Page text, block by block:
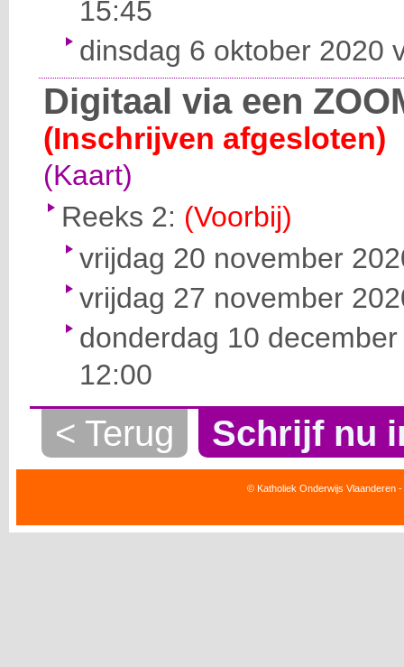
15:45
dinsdag 6 oktober 2020
Digitaal via een
(Inschrijven afgesloten)
(Kaart)
Reeks 2: (Voorbij)
vrijdag 20 november
vrijdag 27 november
donderdag 10
12:00
< Terug Schrijf nu
© Katholiek Onderwijs Vlaanderen